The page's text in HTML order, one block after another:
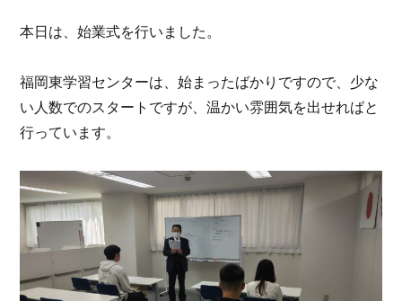
本日は、始業式を行いました。
福岡東学習センターは、始まったばかりですので、少な
い人数でのスタートですが、温かい雰囲気を出せればと
行っています。